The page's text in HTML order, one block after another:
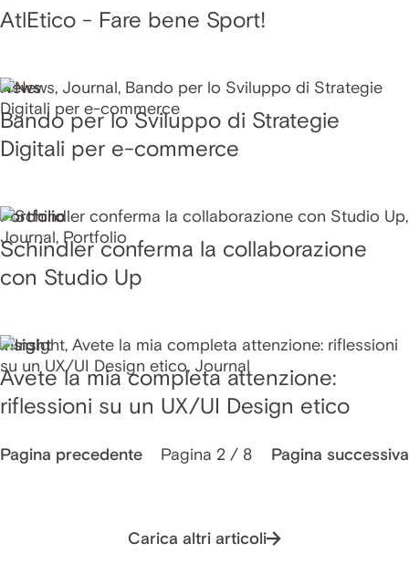
AtlEtico - Fare bene Sport!
News
Bando per lo Sviluppo di Strategie
Digitali per e-commerce
Portfolio
Schindler conferma la collaborazione
con Studio Up
Insight
Avete la mia completa attenzione:
riflessioni su un UX/UI Design etico
Pagina precedente Pagina 2 / 8 Pagina successiva
Carica altri articoli